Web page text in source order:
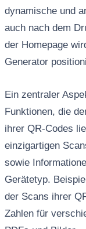
dynamische und
auch nach dem
der Homepage
Generator
Ein zentraler
Funktionen, die
ihrer QR-Codes
einzigartigen
sowie
Gerätetyp.
der Scans ihrer
Zahlen für